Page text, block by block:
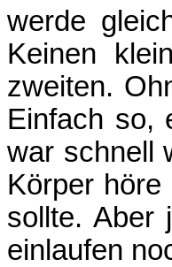
werde
Keinen
zweiten.
Einfach so,
war schnell
Körper
sollte. Aber
einlaufen